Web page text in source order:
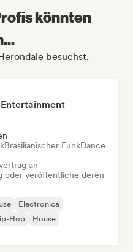
könnten
besuchst.
Brasilianischer FunkDance
an
oder veröffentliche deren
Electronica
Hop
House